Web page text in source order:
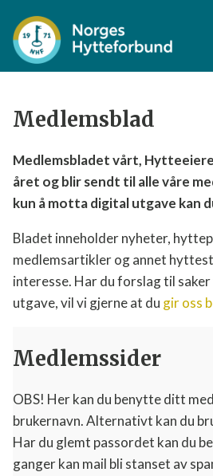
Medlemsblad
Medlemsbladet vårt,
året og blir sendt til alle våre
kun å motta digital utgave kan
Bladet inneholder nyheter,
medlemsartikler og annet
interesse. Har du forslag til saker
utgave, vil vi gjerne at du gir oss
Medlemssider
OBS! Her kan du benytte ditt
brukernavn. Alternativt kan du
Har du glemt passordet kan du
ganger kan mail bli stanset av